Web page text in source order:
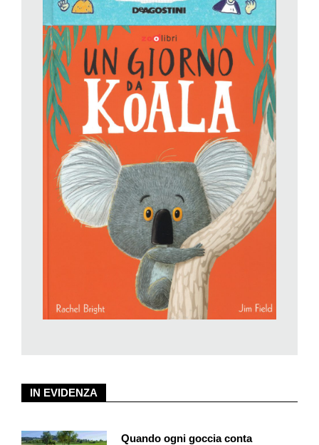
straordinari, uno per ogni giorno del nuovo anno, per non
restare neanche un giorno a corto di notizie con le quali, come
recita il titolo, sorprendere gli amici. In realtà la cosa che più
conta è sorprendere se stessi, leggendo questi 365 capitoletti
divulgativi e interessanti, e farsi venire voglia di approfondire le
informazioni, suscitando nuovi interessi e curiosità.
Storia, zoologia, botanica, fisica, archeologia, sismologia,
geografia, e altre scienze ancora ci raccontano questi «fatti
straordinari», che ci portano per esempio a meravigliarci per il
fatto che le piante comunicano tra loro, che sul fondo
dell’oceano corrono chilometri e chilometri di cavi, che i primi
giornali risalgono al 59 a.C. e si chiamavanoActa diurna,
Sauroposeidonera un dinosauro che raggiungeva i 18 metri di
altezza… Le notizie a volte sono leggere (come quella della
nobile veneziana Teodora che nel 1070 fece la figura della
maleducata perché osò mangiare con la forchetta invece che
con le mani; o come quella del falco che scaccia i piccioni
sopra i campi tennistici di Wimbledon), a volte invece più
Valentina Camerini. Un volume da spilluzzicare qua e là, o da
leggere dall’inizio alla fine, per non perdere mai una delle più
IN EVIDENZA
Quando ogni goccia conta